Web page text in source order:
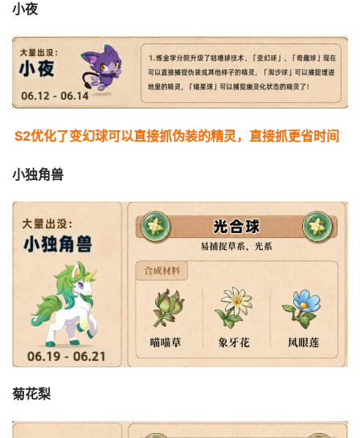
小夜
S2优化了变幻球可以直接抓伪装的精灵，直接抓更省时间
小独角兽
菊花梨